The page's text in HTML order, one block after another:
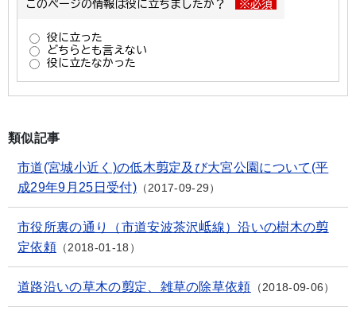
類似記事
市道(宮城小近く)の低木剪定及び大宮公園について(平
成29年9月25日受付)
2017-09-29
市役所裏の通り（市道安波茶沢岻線）沿いの樹木の剪
定依頼
2018-01-18
道路沿いの草木の剪定、雑草の除草依頼 2018-09-06